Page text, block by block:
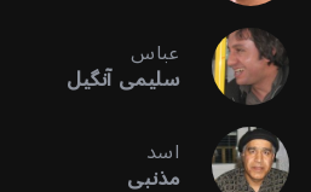
عباس
سلیمی آنگیل
اسد
مذنبی